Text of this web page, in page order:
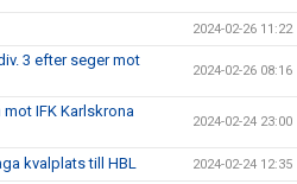
2024-02-26 11:22
3 efter seger mot
2024-02-26 08:16
IFK Karlskrona
2024-02-24 23:00
kvalplats till HBL 2024-02-24 12:35